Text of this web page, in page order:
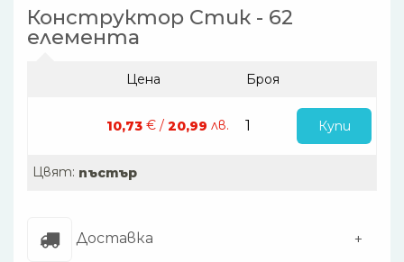
Конструктор Стик - 62
елемента
Цена Броя
10,73€ / 20,99 лв. Купи
Цвят: пъстър
Доставка